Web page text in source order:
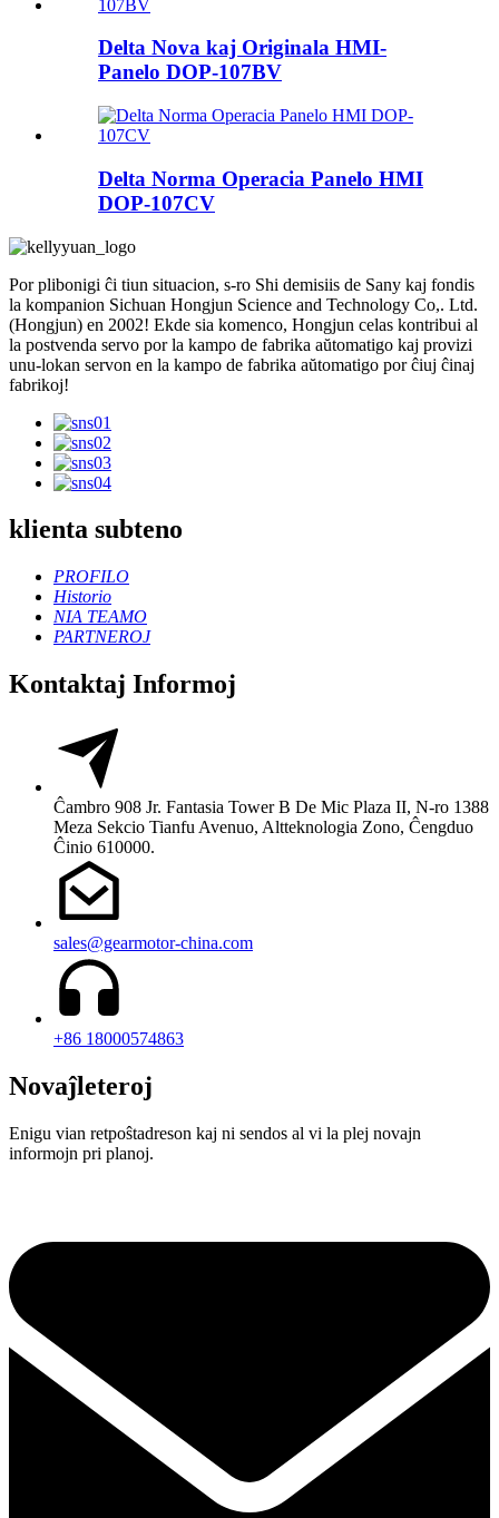
Delta Nova kaj Originala HMI-
Panelo DOP-107BV
Delta Norma Operacia Panelo HMI
DOP-107CV
Por plibonigi ĉi tiun situacion, s-ro Shi demisiis de Sany kaj fondis
la kompanion Sichuan Hongjun Science and Technology Co,. Ltd.
(Hongjun) en 2002! Ekde sia komenco, Hongjun celas kontribui al
la postvenda servo por la kampo de fabrika aŭtomatigo kaj provizi
unu-lokan servon en la kampo de fabrika aŭtomatigo por ĉiuj ĉinaj
fabrikoj!
klienta subteno
PROFILO
Historio
NIA TEAMO
PARTNEROJ
Kontaktaj Informoj
Ĉambro 908 Jr. Fantasia Tower B De Mic Plaza II, N-ro 1388
Meza Sekcio Tianfu Avenuo, Altteknologia Zono, Ĉengduo
Ĉinio 610000.
sales@gearmotor-china.com
+86 18000574863
Novaĵleteroj
Enigu vian retpoŝtadreson kaj ni sendos al vi la plej novajn
informojn pri planoj.